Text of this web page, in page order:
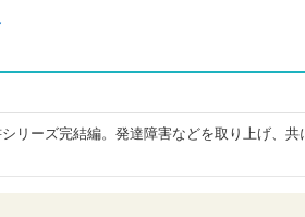
リーズ完結編。発達障害などを取り上げ、共